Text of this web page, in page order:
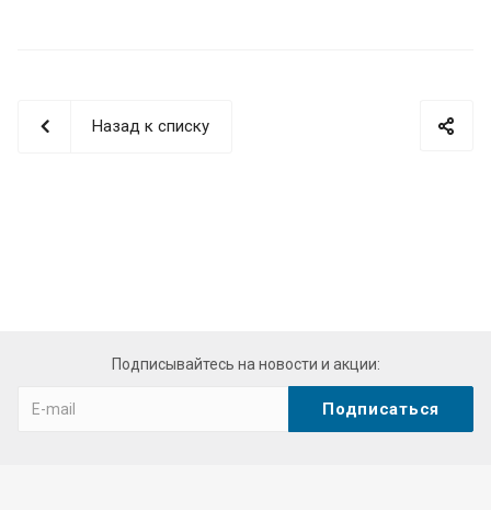
Назад к списку
Подписывайтесь на новости и акции: